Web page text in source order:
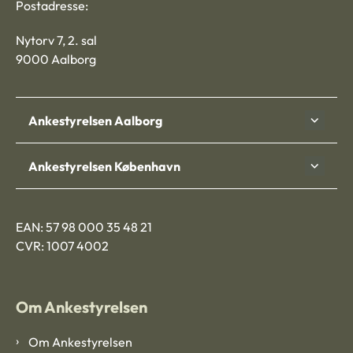
Postadresse:
Nytorv 7, 2. sal
9000 Aalborg
Ankestyrelsen Aalborg
Ankestyrelsen København
EAN: 57 98 000 35 48 21
CVR: 1007 4002
Om Ankestyrelsen
Om Ankestyrelsen